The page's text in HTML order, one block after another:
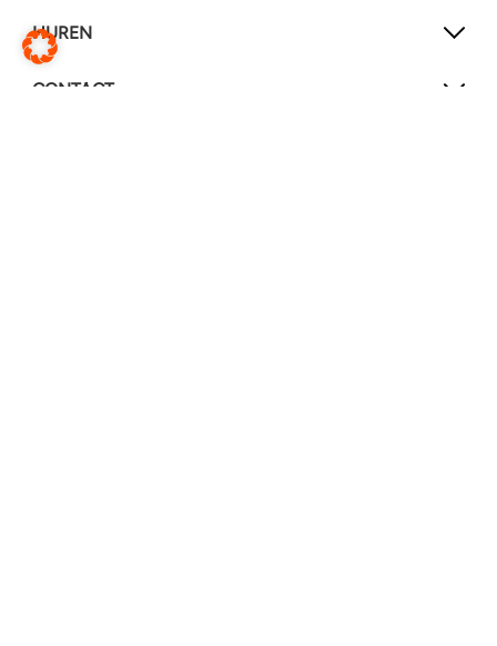
HUREN
CONTACT